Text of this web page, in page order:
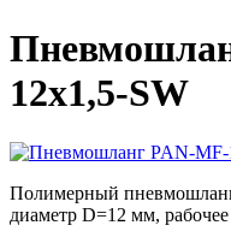
12x1,5-SW
Полимерный
диаметр D=12 мм,